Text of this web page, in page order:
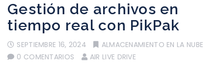
Gestión de archivos en
tiempo real con PikPak
SEPTIEMBRE 16, 2024
ALMACENAMIENTO EN LA NUBE
0 COMENTARIOS
AIR LIVE DRIVE